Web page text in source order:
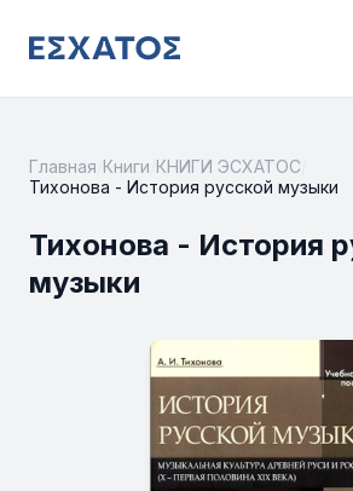
Главная Книги КНИГИ ЭСХАТОС
Тихонова - История русской музыки
Тихонова - История
музыки